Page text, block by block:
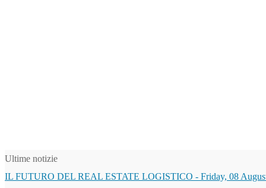
Ultime notizie
IL FUTURO DEL REAL ESTATE LOGISTICO - Friday, 08